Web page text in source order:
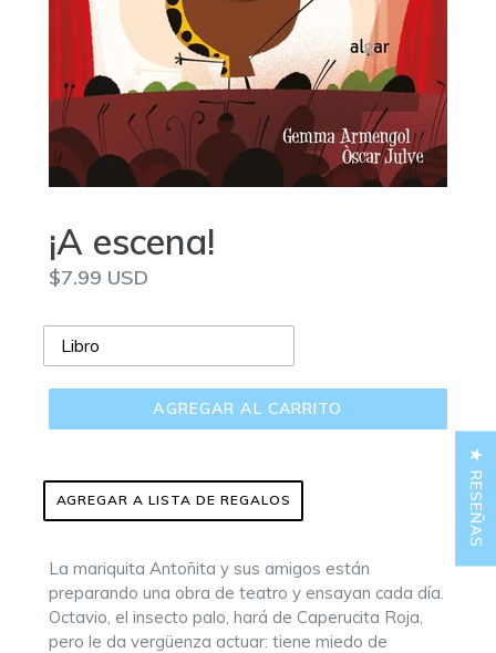
¡A escena!
Precio
$7.99 USD
AGREGAR AL CARRITO
AGREGAR A LISTA DE REGALOS
La mariquita Antoñita y sus amigos están
preparando una obra de teatro y ensayan cada día.
Octavio, el insecto palo, hará de Caperucita Roja,
pero le da vergüenza actuar: tiene miedo de
★ RESEÑAS